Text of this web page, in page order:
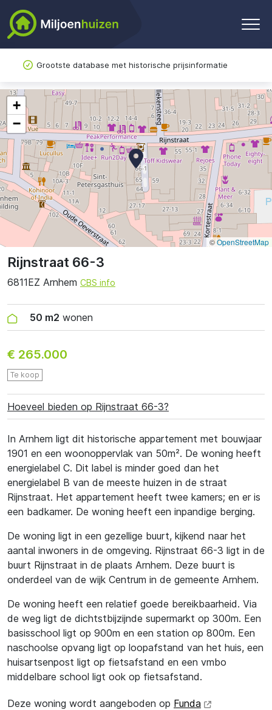
Grootste database met historische prijsinformatie
Rijnstraat 66-3
6811EZ Arnhem CBS info
50 m2 wonen
€ 265.000
Te koop
Hoeveel bieden op Rijnstraat 66-3?
In Arnhem ligt dit historische appartement met bouwjaar
1901 en een woonoppervlak van 50m². De woning heeft
energielabel C. Dit label is minder goed dan het
energielabel B van de meeste huizen in de straat
Rijnstraat. Het appartement heeft twee kamers; en er is
een badkamer. De woning heeft een inpandige berging.
De woning ligt in een gezellige buurt, kijkend naar het
aantal inwoners in de omgeving. Rijnstraat 66-3 ligt in de
buurt Rijnstraat in de plaats Arnhem. Deze buurt is
onderdeel van de wijk Centrum in de gemeente Arnhem.
De woning heeft een relatief goede bereikbaarheid. Via
de weg ligt de dichtstbijzijnde supermarkt op 300m. Een
basisschool ligt op 900m en een station op 800m. Een
naschoolse opvang ligt op loopafstand van het huis, een
huisartsenpost ligt op fietsafstand en een vmbo
middelbare school ligt ook op fietsafstand.
Deze woning wordt aangeboden op Funda
+
−
©OpenStreetMap